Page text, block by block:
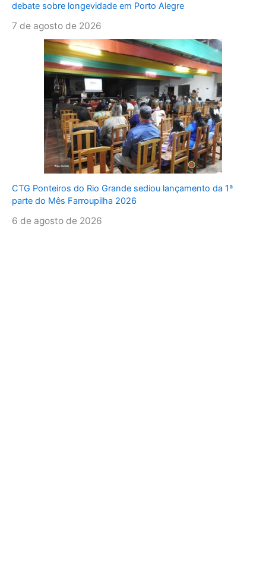
debate sobre longevidade em Porto Alegre
7 de agosto de 2026
CTG Ponteiros do Rio Grande sediou lançamento da 1ª
parte do Mês Farroupilha 2026
6 de agosto de 2026